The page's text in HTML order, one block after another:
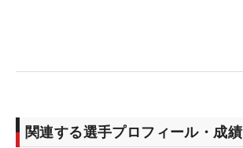
関連する選手プロフィール・成績